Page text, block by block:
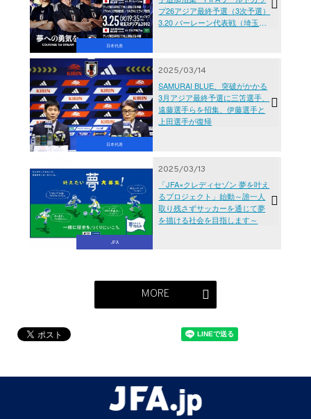
日本代表
プ26アジア最終予選（3次予選）
3.20 バーレーン代表戦（埼玉）|
日本代表
2025/03/14
SAMURAI BLUE、突破がかかる
3月アジア最終予選に三笘選手、
遠藤選手らを招集、伊藤選手と
上田選手が復帰
JFA
2025/03/13
「JFA×クレディセゾン 夢を叶え
るプロジェクト」始動～誰一人
取り残さずサッカーを通じて夢
を描ける社会を目指します～
MORE